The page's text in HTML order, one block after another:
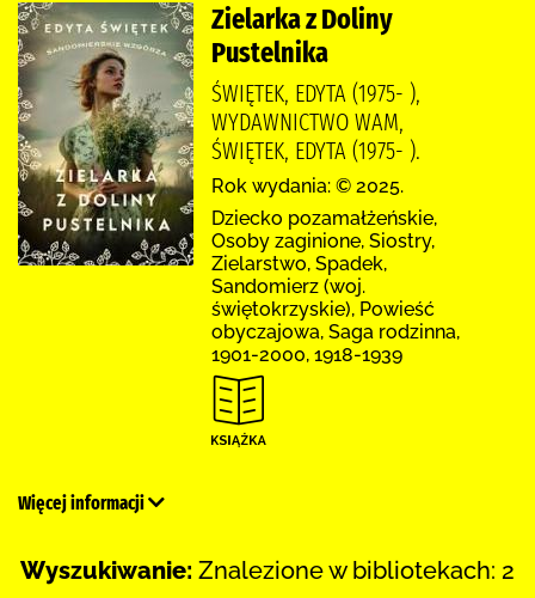
Zielarka z Doliny
Pustelnika
ŚWIĘTEK, EDYTA (1975- ),
WYDAWNICTWO WAM,
ŚWIĘTEK, EDYTA (1975- ).
Rok wydania: © 2025.
Dziecko pozamałżeńskie,
Osoby zaginione, Siostry,
Zielarstwo, Spadek,
Sandomierz (woj.
świętokrzyskie), Powieść
obyczajowa, Saga rodzinna,
1901-2000, 1918-1939
Więcej informacji
Wyszukiwanie: Znalezione w bibliotekach: 2